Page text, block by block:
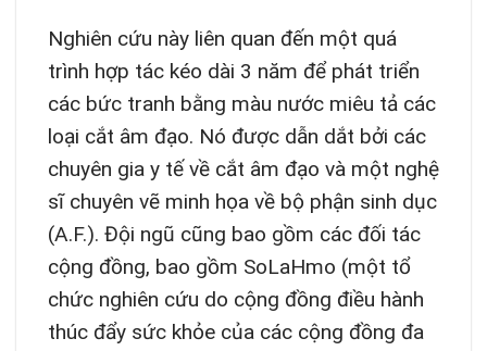
Nghiên cứu này liên quan đến một quá
trình hợp tác kéo dài 3 năm để phát triển
các bức tranh bằng màu nước miêu tả các
loại cắt âm đạo. Nó được dẫn dắt bởi các
chuyên gia y tế về cắt âm đạo và một nghệ
sĩ chuyên vẽ minh họa về bộ phận sinh dục
(A.F.). Đội ngũ cũng bao gồm các đối tác
cộng đồng, bao gồm SoLaHmo (một tổ
chức nghiên cứu do cộng đồng điều hành
thúc đẩy sức khỏe của các cộng đồng đa